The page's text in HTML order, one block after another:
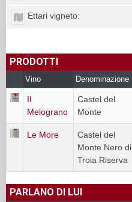
Ettari vigneto:
PRODOTTI
Vino Denominazione
Il
Melograno
Castel del
Monte
Le More
Castel del
Monte Nero di
Troia Riserva
PARLANO DI LUI